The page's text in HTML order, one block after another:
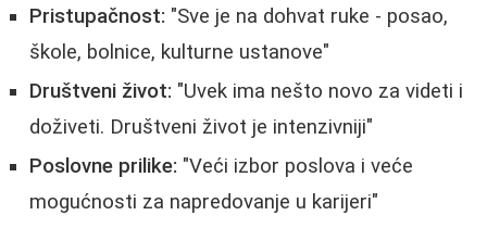
Pristupačnost: "Sve je na dohvat ruke - posao,
škole, bolnice, kulturne ustanove"
Društveni život: "Uvek ima nešto novo za videti i
doživeti. Društveni život je intenzivniji"
Poslovne prilike: "Veći izbor poslova i veće
mogućnosti za napredovanje u karijeri"